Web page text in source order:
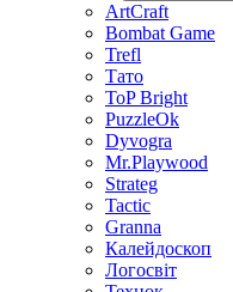
ArtCraft
Bombat Game
Trefl
Тато
ToP Bright
PuzzleOk
Dyvogra
Mr.Playwood
Strateg
Tactic
Granna
Калейдоскоп
Логосвіт